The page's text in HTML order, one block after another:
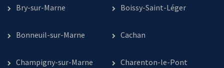
Bry-sur-Marne Boissy-Saint-Léger
Bonneuil-sur-Marne Cachan
Champigny-sur-Marne Charenton-le-Pont